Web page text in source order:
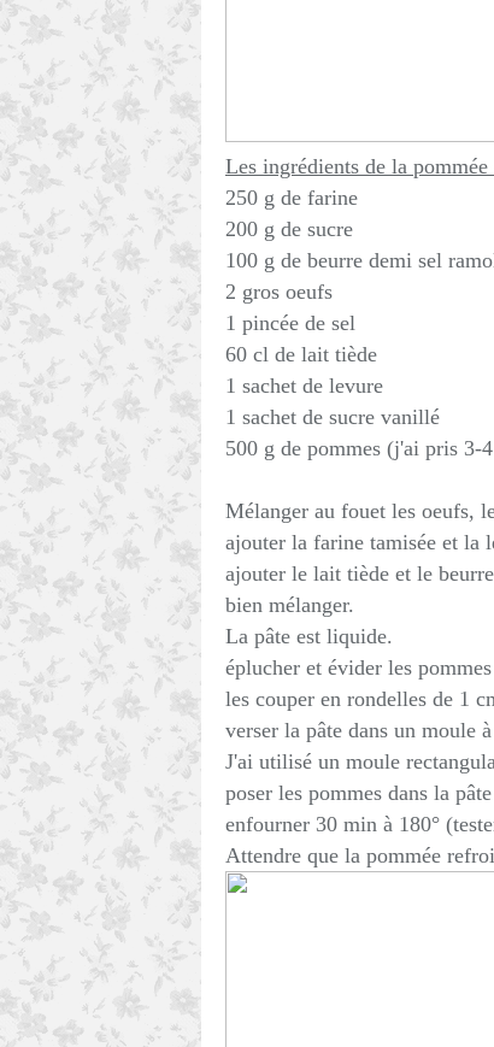
Les ingrédients de la
250 g de farine
200 g de sucre
100 g de beurre demi sel
2 gros oeufs
1 pincée de sel
60 cl de lait tiède
1 sachet de levure
1 sachet de sucre vanillé
500 g de pommes (j'ai pris 3-
Mélanger au fouet les oeufs,
ajouter la farine tamisée et la
ajouter le lait tiède et le
bien mélanger.
La pâte est liquide.
éplucher et évider les pommes
les couper en rondelles de 1
verser la pâte dans un moule
J'ai utilisé un moule
poser les pommes dans la
enfourner 30 min à 180°
Attendre que la pommée